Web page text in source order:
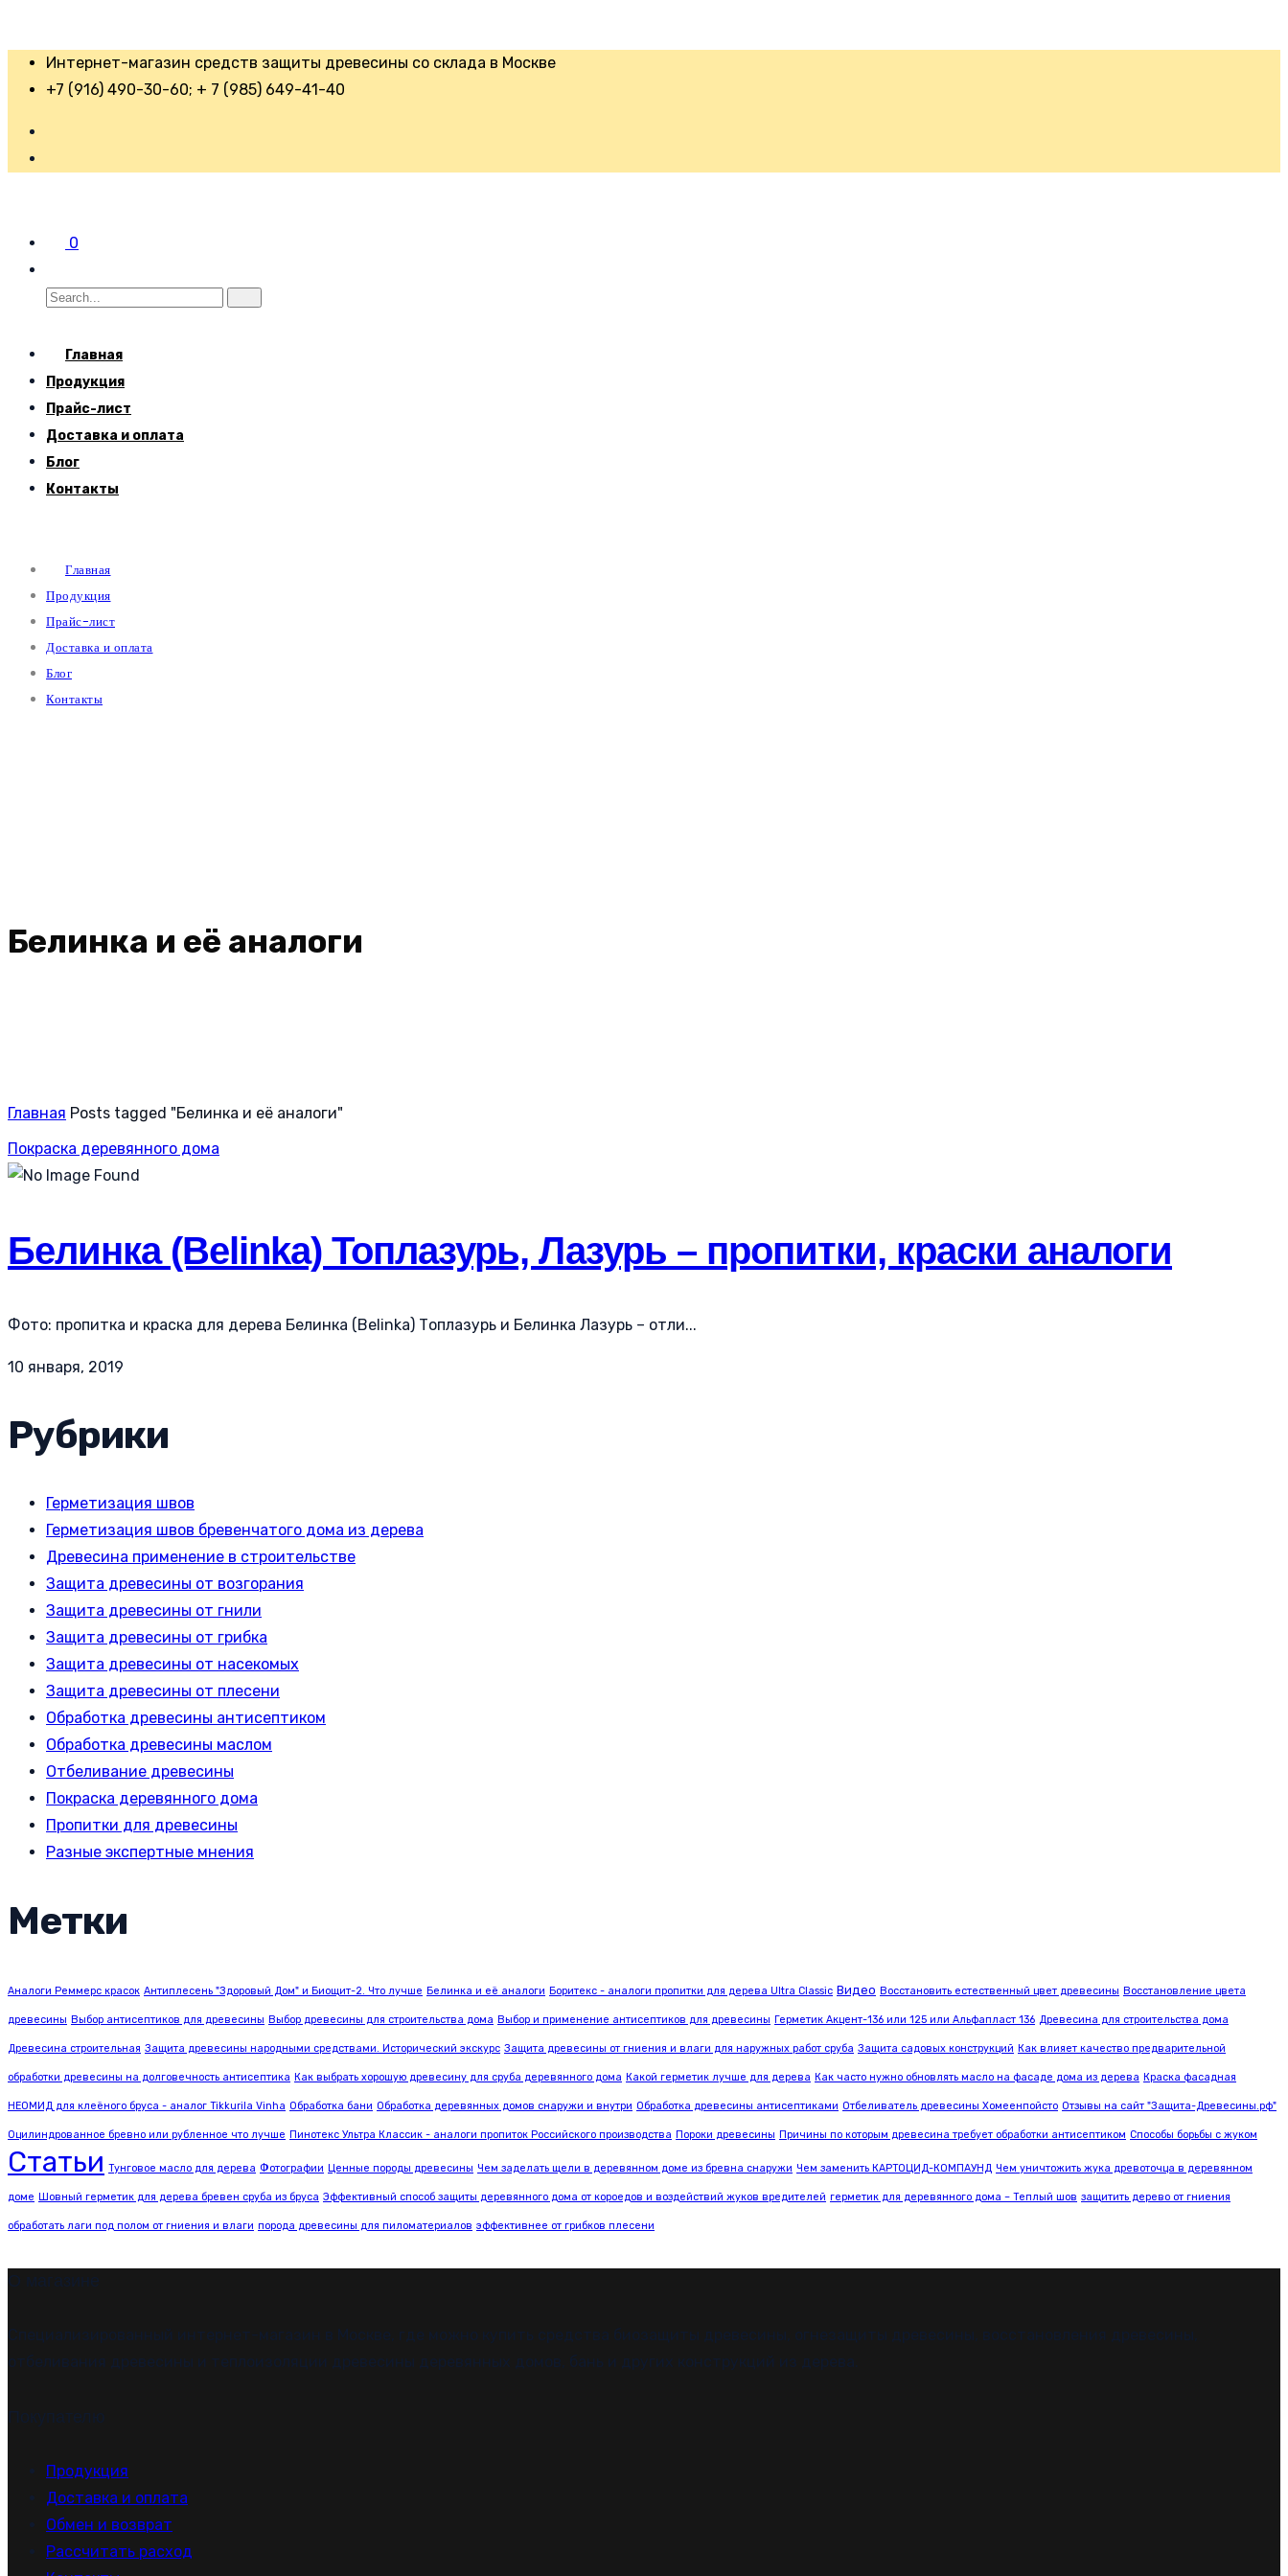
Интернет-магазин средств защиты древесины со склада в Москве
+7 (916) 490-30-60; + 7 (985) 649-41-40
0
Главная
Продукция
Прайс-лист
Доставка и оплата
Блог
Контакты
Главная
Продукция
Прайс-лист
Доставка и оплата
Блог
Контакты
Белинка и её аналоги
Главная Posts tagged "Белинка и её аналоги"
Покраска деревянного дома
Белинка (Belinka) Топлазурь, Лазурь – пропитки, краски аналоги
Фото: пропитка и краска для дерева Белинка (Belinka) Топлазурь и Белинка Лазурь – отли...
10 января, 2019
Рубрики
Герметизация швов
Герметизация швов бревенчатого дома из дерева
Древесина применение в строительстве
Защита древесины от возгорания
Защита древесины от гнили
Защита древесины от грибка
Защита древесины от насекомых
Защита древесины от плесени
Обработка древесины антисептиком
Обработка древесины маслом
Отбеливание древесины
Покраска деревянного дома
Пропитки для древесины
Разные экспертные мнения
Метки
Аналоги Реммерс красок Антиплесень "Здоровый Дом" и Биощит-2. Что лучше Белинка и её аналоги Боритекс - аналоги пропитки для дерева Ultra Classic Видео Восстановить естественный цвет древесины Восстановление цвета
древесины Выбор антисептиков для древесины Выбор древесины для строительства дома Выбор и применение антисептиков для древесины Герметик Акцент-136 или 125 или Альфапласт 136 Древесина для строительства дома
Древесина строительная Защита древесины народными средствами. Исторический экскурс Защита древесины от гниения и влаги для наружных работ сруба Защита садовых конструкций Как влияет качество предварительной
обработки древесины на долговечность антисептика Как выбрать хорошую древесину для сруба деревянного дома Какой герметик лучше для дерева Как часто нужно обновлять масло на фасаде дома из дерева Краска фасадная
НЕОМИД для клеёного бруса - аналог Tikkurila Vinha Обработка бани Обработка деревянных домов снаружи и внутри Обработка древесины антисептиками Отбеливатель древесины Хомеенпойсто Отзывы на сайт "Защита-Древесины.рф"
Оцилиндрованное бревно или рубленное что лучше Пинотекс Ультра Классик - аналоги пропиток Российского производства Пороки древесины Причины по которым древесина требует обработки антисептиком Способы борьбы с жуком
Статьи Тунговое масло для дерева Фотографии Ценные породы древесины Чем заделать щели в деревянном доме из бревна снаружи Чем заменить КАРТОЦИД-КОМПАУНД Чем уничтожить жука древоточца в деревянном
доме Шовный герметик для дерева бревен сруба из бруса Эффективный способ защиты деревянного дома от короедов и воздействий жуков вредителей герметик для деревянного дома – Теплый шов защитить дерево от гниения
обработать лаги под полом от гниения и влаги порода древесины для пиломатериалов эффективнее от грибков плесени
О магазине
Специализированный интернет-магазин в Москве, где можно купить средства биозащиты древесины, огнезащиты древесины, восстановления древесины,
отбеливания древесины и теплоизоляции древесины деревянных домов, бань и других конструкций из дерева.
Покупателю
Продукция
Доставка и оплата
Обмен и возврат
Рассчитать расход